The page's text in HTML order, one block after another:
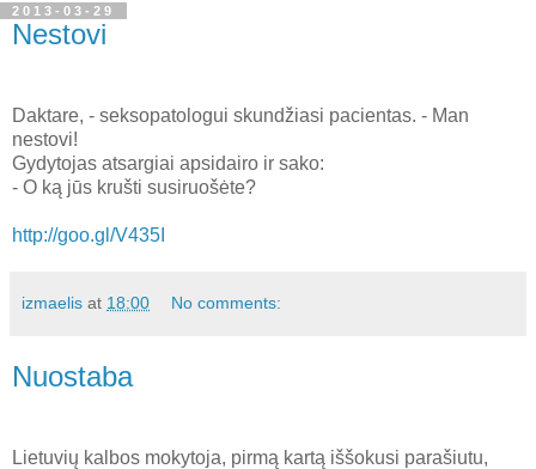
2013-03-29
Nestovi
Daktare, - seksopatologui skundžiasi pacientas. - Man
nestovi!
Gydytojas atsargiai apsidairo ir sako:
- O ką jūs krušti susiruošėte?
http://goo.gl/V435I
izmaelis at 18:00 No comments:
Nuostaba
Lietuvių kalbos mokytoja, pirmą kartą iššokusi parašiutu,